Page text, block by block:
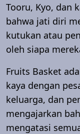
Tooru, Kyo, dan
bahwa jati diri
kutukan atau
oleh siapa
Fruits Basket
kaya dengan
keluarga, dan
mengajarkan
mengatasi